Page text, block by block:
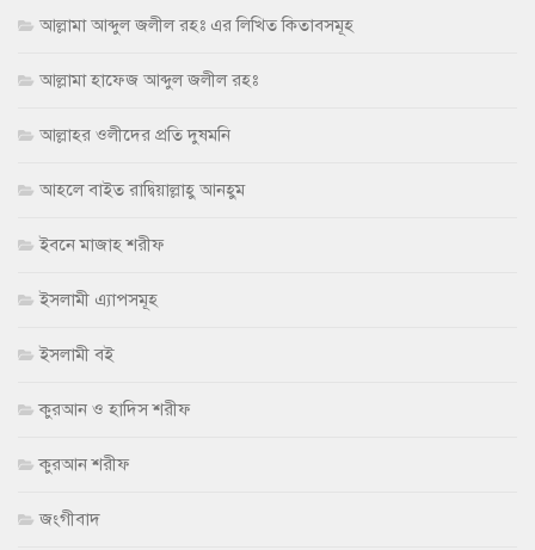
আল্লামা আব্দুল জলীল রহঃ এর লিখিত কিতাবসমূহ
আল্লামা হাফেজ আব্দুল জলীল রহঃ
আল্লাহর ওলীদের প্রতি দুষমনি
আহলে বাইত রাদ্বিয়াল্লাহু আনহুম
ইবনে মাজাহ শরীফ
ইসলামী এ্যাপসমূহ
ইসলামী বই
কুরআন ও হাদিস শরীফ
কুরআন শরীফ
জংগীবাদ